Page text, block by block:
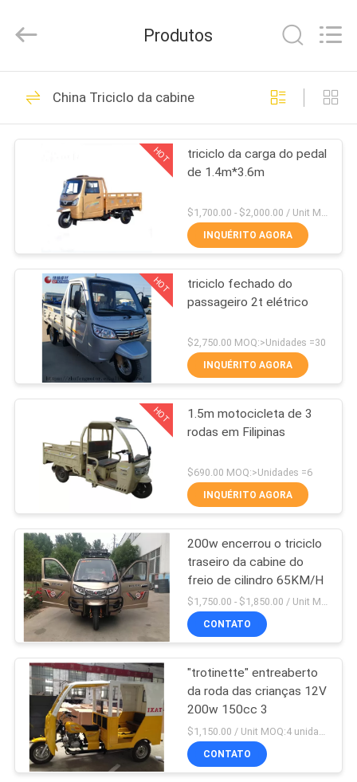
CASA
PRODUTOS
SOBRE
EXCURSÃO
FÁBRICA
CONTROLE
DA
QUALIDADE
CONTACTE-
NOTÍCIA
PEÇA
UMAS
CITAÇÕES
MAPA
DO
SITE
Motorcycle
Rights
Triciclo da gasolina
31
Triciclo da carga
250CC
21
Triciclo da carga
200CC
Triciclo da carga
150CC
28
48
Produtos
China Triciclo da cabine
HOT
triciclo da carga do pedal
de 1.4m*3.6m
$1,700.00 - $2,000.00 / Unit MOQ:1 unidade/unidade
INQUÉRITO AGORA
HOT
triciclo fechado do
passageiro 2t elétrico
$2,750.00 MOQ:>Unidades =30
INQUÉRITO AGORA
HOT
1.5m motocicleta de 3
rodas em Filipinas
$690.00 MOQ:>Unidades =6
INQUÉRITO AGORA
200w encerrou o triciclo
traseiro da cabine do
freio de cilindro 65KM/H
$1,750.00 - $1,850.00 / Unit MOQ:4 unidades
CONTATO
"trotinette" entreaberto
da roda das crianças 12V
200w 150cc 3
$1,150.00 / Unit MOQ:4 unidades
CONTATO